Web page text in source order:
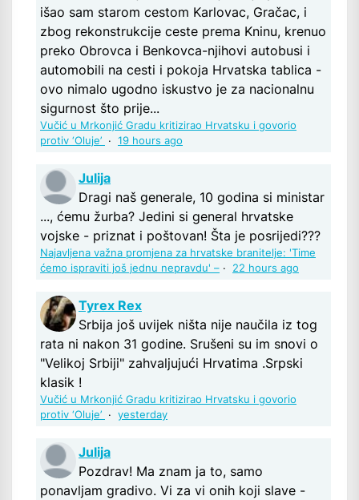
išao sam starom cestom Karlovac, Gračac, i
zbog rekonstrukcije ceste prema Kninu, krenuo
preko Obrovca i Benkovca-njihovi autobusi i
automobili na cesti i pokoja Hrvatska tablica -
ovo nimalo ugodno iskustvo je za nacionalnu
sigurnost što prije...
Vučić u Mrkonjić Gradu kritizirao Hrvatsku i govorio
protiv ‘Oluje’ · 19 hours ago
Julija
Dragi naš generale, 10 godina si ministar
..., ćemu žurba? Jedini si general hrvatske
vojske - priznat i poštovan! Šta je posrijedi???
Najavljena važna promjena za hrvatske branitelje: 'Time
ćemo ispraviti još jednu nepravdu' – · 22 hours ago
Tyrex Rex
Srbija još uvijek ništa nije naučila iz tog
rata ni nakon 31 godine. Srušeni su im snovi o
"Velikoj Srbiji" zahvaljujući Hrvatima .Srpski
klasik !
Vučić u Mrkonjić Gradu kritizirao Hrvatsku i govorio
protiv ‘Oluje’ · yesterday
Julija
Pozdrav! Ma znam ja to, samo
ponavljam gradivo. Vi za vi onih koji slave -